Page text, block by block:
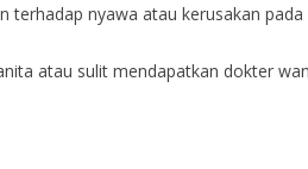
terhadap nyawa atau kerusakan pada
atau sulit mendapatkan dokter